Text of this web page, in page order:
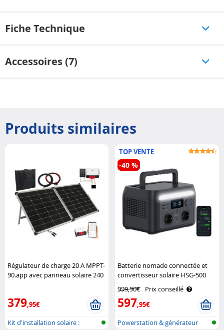
Fiche Technique
Accessoires (7)
Produits similaires
Régulateur de charge 20 A MPPT-
90.app avec panneau solaire 240
379,95€
Kit d'installation solaire :
TOP VENTE
Batterie nomade connectée et
convertisseur solaire HSG-500
999,90€ Prix conseillé
597,95€
-40 %
Powerstation & générateur